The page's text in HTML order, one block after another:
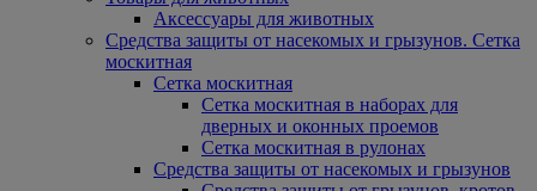
Аксессуары для животных
Средства защиты от насекомых и грызунов. Сетка
москитная
Сетка москитная
Сетка москитная в наборах для
дверных и оконных проемов
Сетка москитная в рулонах
Средства защиты от насекомых и грызунов